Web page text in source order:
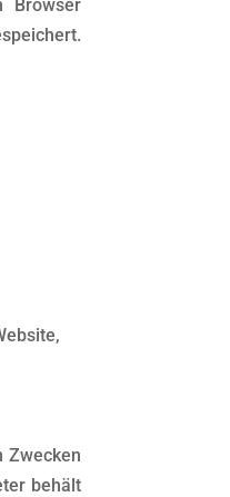
Browser
Zwecken
behält